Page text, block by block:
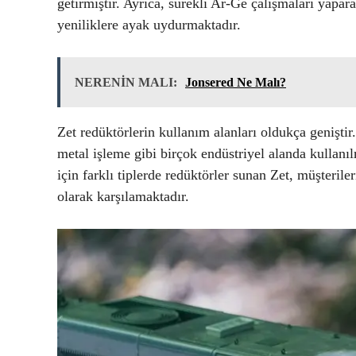
yeniliklere ayak uydurmaktadır.
NERENİN MALI: Jonsered Ne Malı?
Zet redüktörlerin kullanım alanları oldukça
metal işleme gibi birçok endüstriyel alanda
için farklı tiplerde redüktörler sunan Zet,
olarak karşılamaktadır.